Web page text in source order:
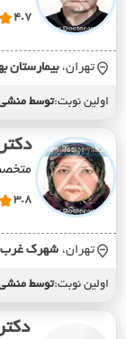
4.7
تهران، بيمارستان
اولین نوبت:توسط
3.8
تهران، شهرک غرب
اولین نوبت:توسط